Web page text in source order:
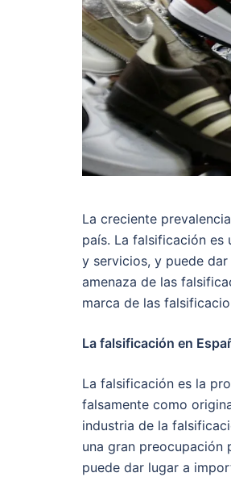
La creciente
país. La falsificación
y servicios, y puede
amenaza de las
marca de las
La falsificación en
La falsificación es la
falsamente como
industria de la
una gran preocupación
puede dar lugar a